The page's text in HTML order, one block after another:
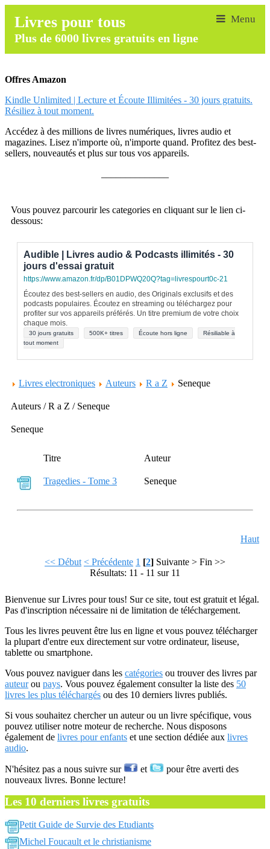
Livres pour tous
Plus de 6000 livres gratuits en ligne
Offres Amazon
Kindle Unlimited | Lecture et Écoute Illimitées - 30 jours gratuits.
Résiliez à tout moment.
Accédez à des millions de livres numériques, livres audio et
magazines. Lisez n'importe où, n'importe quand. Profitez des best-
sellers, nouveautés et plus sur tous vos appareils.
Vous pouvez parcourir les categories en cliquant sur le lien ci-
dessous:
Audible | Livres audio & Podcasts illimités - 30
jours d'essai gratuit
https://www.amazon.fr/dp/B01DPWQ20Q?tag=livrespourt0c-21
Écoutez des best-sellers en audio, des Originals exclusifs et des
podcasts populaires. Écoutez en streaming ou téléchargez pour
profiter sur vos appareils préférés. Un titre premium de votre choix
chaque mois.
30 jours gratuits 500K+ titres Écoute hors ligne
Résiliable à
tout moment
Livres electroniques Auteurs R a Z Seneque
Auteurs / R a Z / Seneque
Seneque
Titre Auteur
Tragedies - Tome 3 Seneque
Haut
<< Début < Précédente 1 [2] Suivante > Fin >>
Résultats: 11 - 11 sur 11
Bienvenue sur Livres pour tous! Sur ce site, tout est gratuit et légal.
Pas d'inscription nécessaire ni de limitation de téléchargement.
Tous les livres peuvent être lus en ligne et vous pouvez télécharger
la plupart d'entre eux directement sur votre ordinateur, liseuse,
tablette ou smartphone.
Vous pouvez naviguer dans les catégories ou trouver des livres par
auteurou pays. Vous pouvez également consulter la liste des 50
livres les plus téléchargés ou des 10 derniers livres publiés.
Si vous souhaitez chercher un auteur ou un livre spécifique, vous
pouvez utiliser notre moteur de recherche. Nous disposons
également de livres pour enfants et une section dédiée aux livres
audio.
N'hésitez pas a nous suivre sur et
pour être averti des
nouveaux livres. Bonne lecture!
Les 10 derniers livres gratuits
Petit Guide de Survie des Etudiants
Michel Foucault et le christianisme